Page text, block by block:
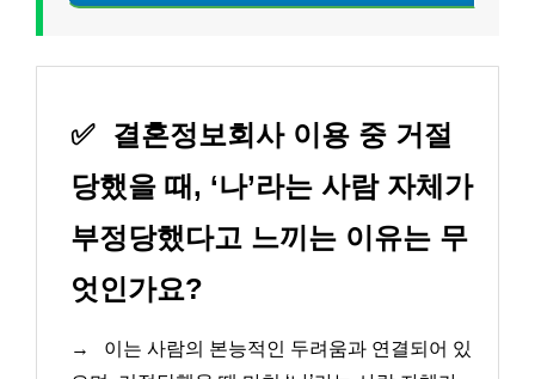
✅
결혼정보회사 이용 중 거절
당했을 때, ‘나’라는 사람 자체가
부정당했다고 느끼는 이유는 무
엇인가요?
→
이는 사람의 본능적인 두려움과 연결되어 있